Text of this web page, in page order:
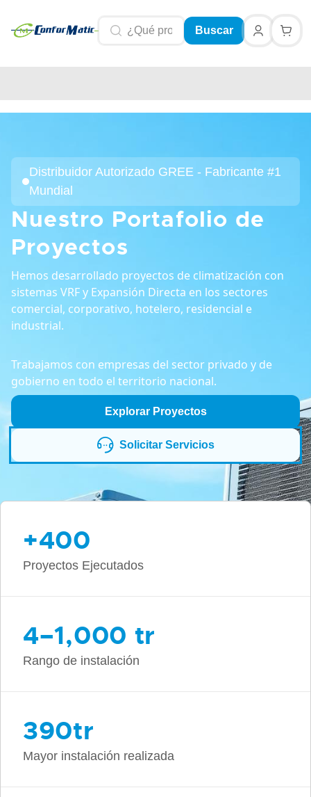
Buscar
Distribuidor Autorizado GREE - Fabricante #1
Mundial
Nuestro Portafolio de
Proyectos
Hemos desarrollado proyectos de climatización con
sistemas VRF y Expansión Directa en los sectores
comercial, corporativo, hotelero, residencial e
industrial.
Trabajamos con empresas del sector privado y de
gobierno en todo el territorio nacional.
Explorar Proyectos
Solicitar Servicios
+400
Proyectos Ejecutados
4–1,000 tr
Rango de instalación
390tr
Mayor instalación realizada